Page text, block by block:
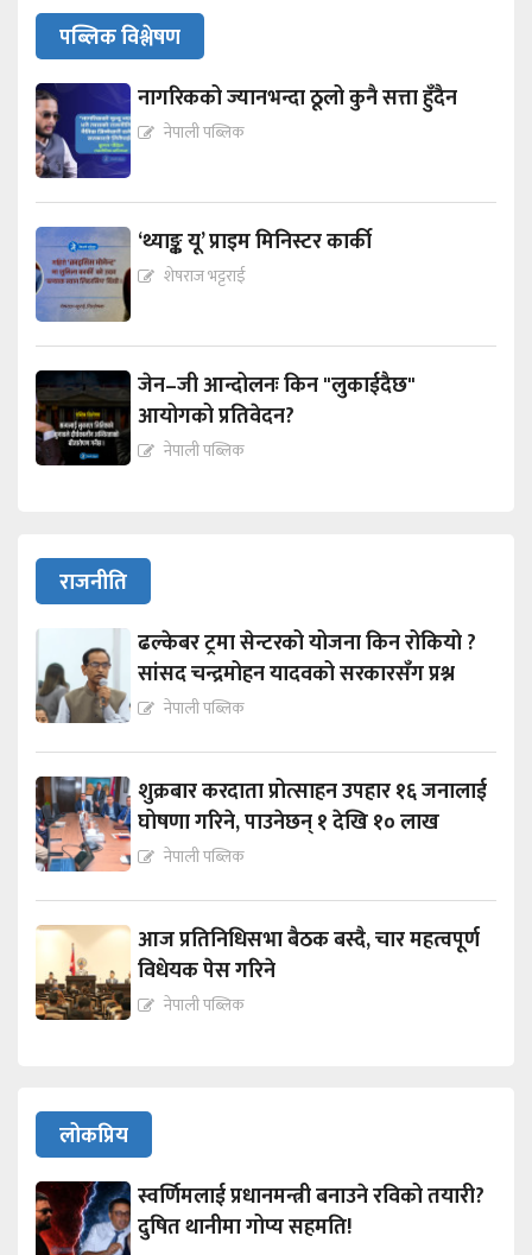
पब्लिक विश्लेषण
नागरिकको ज्यानभन्दा ठूलो कुनै सत्ता हुँदैन
नेपाली पब्लिक
‘थ्याङ्क यू’ प्राइम मिनिस्टर कार्की
शेषराज भट्टराई
जेन–जी आन्दोलनः किन "लुकाईदैछ"
आयोगको प्रतिवेदन?
नेपाली पब्लिक
राजनीति
ढल्केबर ट्रमा सेन्टरको योजना किन रोकियो ?
सांसद चन्द्रमोहन यादवको सरकारसँग प्रश्न
नेपाली पब्लिक
शुक्रबार करदाता प्रोत्साहन उपहार १६ जनालाई
घोषणा गरिने, पाउनेछन् १ देखि १० लाख
नेपाली पब्लिक
आज प्रतिनिधिसभा बैठक बस्दै, चार महत्वपूर्ण
विधेयक पेस गरिने
नेपाली पब्लिक
लोकप्रिय
स्वर्णिमलाई प्रधानमन्त्री बनाउने रविको तयारी?
दुषित थानीमा गोप्य सहमति!